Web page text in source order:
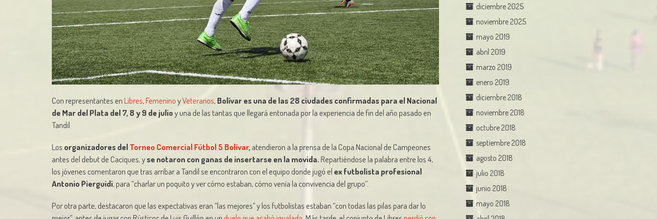
Con representantes enLibres,FemeninoyVeteranos, Bolívar es una de las 28 ciudades confirmadas para el Nacional
de Mar del Plata del 7, 8 y 9 de julioy una de las tantas que llegará entonada por la experiencia de fin del año pasado en
Tandil.
Los organizadores delTorneo Comercial Fútbol 5 Bolívar,atendieron a la prensa de la Copa Nacional de Campeones
antes del debut de Cacíques, yse notaron con ganas de insertarse en la movida.Repartiéndose la palabra entre los 4,
los jóvenes comentaron que tras arribar a Tandil se encontraron con el equipo donde jugó el ex futbolista profesional
Antonio Pierguidi, para “charlar un poquito y ver cómo estaban, cómo venía la convivencia del grupo”.
Por otra parte, destacaron que las expectativas eran “las mejores” y los futbolistas estaban “con todas las pilas para dar lo
diciembre 2025
noviembre 2025
mayo 2019
abril 2019
marzo 2019
enero 2019
diciembre 2018
noviembre 2018
octubre 2018
septiembre 2018
agosto 2018
julio 2018
junio 2018
mayo 2018